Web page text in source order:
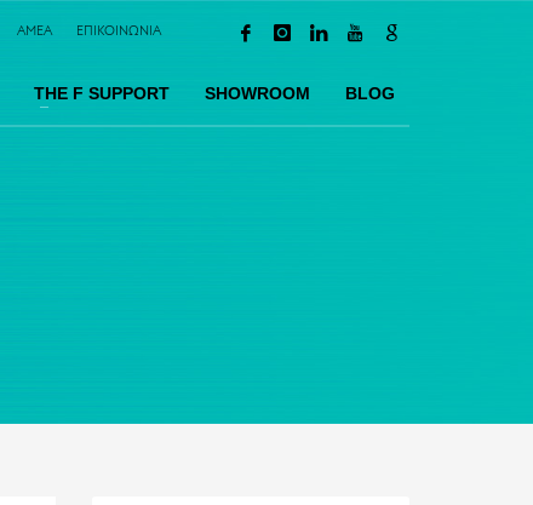
AMEA ΕΠΙΚΟΙΝΩΝΙΑ
TΗΕ F SUPPORT SHOWROOM BLOG